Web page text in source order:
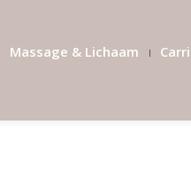
Massage & Lichaam